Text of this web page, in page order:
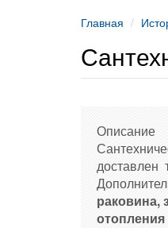
Главная
Описание
доставлен
раковина,